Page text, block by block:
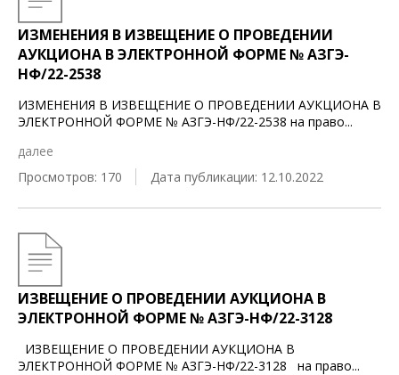
ИЗМЕНЕНИЯ В ИЗВЕЩЕНИЕ О ПРОВЕДЕНИИ
АУКЦИОНА В ЭЛЕКТРОННОЙ ФОРМЕ № АЗГЭ-
НФ/22-2538
ИЗМЕНЕНИЯ В ИЗВЕЩЕНИЕ О ПРОВЕДЕНИИ АУКЦИОНА В
ЭЛЕКТРОННОЙ ФОРМЕ № АЗГЭ-НФ/22-2538 на право...
далее
Просмотров: 170
Дата публикации: 12.10.2022
ИЗВЕЩЕНИЕ О ПРОВЕДЕНИИ АУКЦИОНА В
ЭЛЕКТРОННОЙ ФОРМЕ № АЗГЭ-НФ/22-3128
ИЗВЕЩЕНИЕ О ПРОВЕДЕНИИ АУКЦИОНА В
ЭЛЕКТРОННОЙ ФОРМЕ № АЗГЭ-НФ/22-3128 на право...